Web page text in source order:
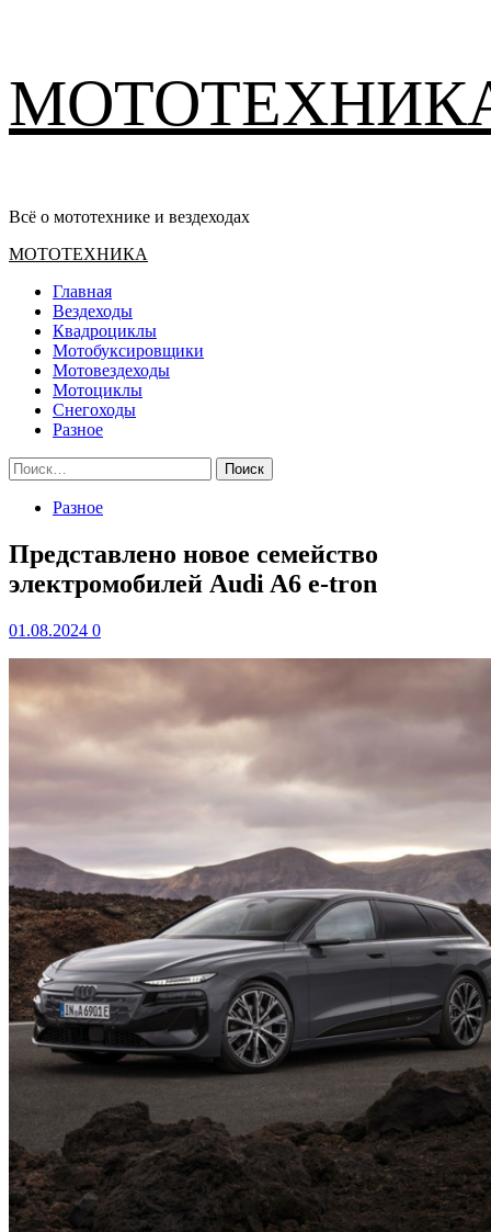
содержимому
Всё о мототехнике и вездеходах
Основное
МОТОТЕХНИКА
Главная
Вездеходы
Квадроциклы
Мотобуксировщики
Мотовездеходы
Мотоциклы
Снегоходы
Разное
Найти:
Разное
Представлено новое семейство
электромобилей Audi A6 e-tron
01.08.2024 0